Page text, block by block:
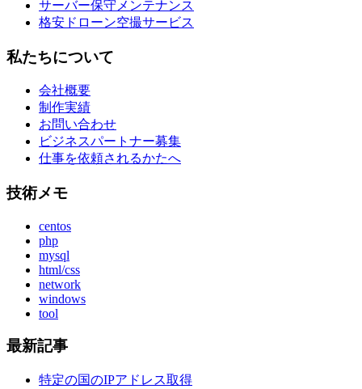
サーバー保守メンテナンス
格安ドローン空撮サービス
私たちについて
会社概要
制作実績
お問い合わせ
ビジネスパートナー募集
仕事を依頼されるかたへ
技術メモ
centos
php
mysql
html/css
network
windows
tool
最新記事
特定の国のIPアドレス取得